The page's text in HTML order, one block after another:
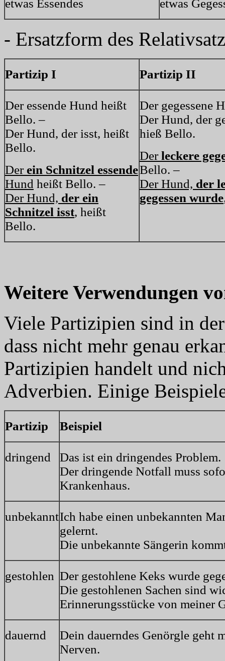
etwas Essendes
etwas
- Ersatzform des
Partizip I Partizip II
Der essende Hund heißt
Bello. –
Der Hund, der isst, heißt
Bello.
Der ein Schnitzel essende
Hund heißt Bello. –
Der Hund, der ein
Schnitzel isst, heißt
Bello.
Der gegessene
Der Hund, der
hieß Bello.
Der leckere
Bello. –
Der Hund, der
gegessen wurde
Weitere Verwendungen
Viele Partizipien sind in
dass nicht mehr genau
Partizipien handelt und
Adverbien. Einige
Partizip Beispiel
dringend
Das ist ein dringendes Problem.
Der dringende Notfall muss
Krankenhaus.
unbekanntIch habe einen unbekannten
gelernt.
Die unbekannte Sängerin
gestohlen Der gestohlene Keks wurde
Die gestohlenen Sachen sind
Erinnerungsstücke von meiner
dauernd
Dein dauerndes Genörgle geht
Nerven.